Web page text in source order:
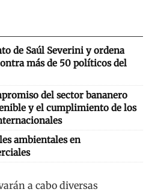
de Saúl Severini y ordena
más de 50 políticos del
del sector bananero
y el cumplimiento de los
ambientales en
a cabo diversas